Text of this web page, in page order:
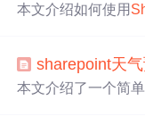
本文介绍如何使用
sharepoint天
本文介绍了一个简